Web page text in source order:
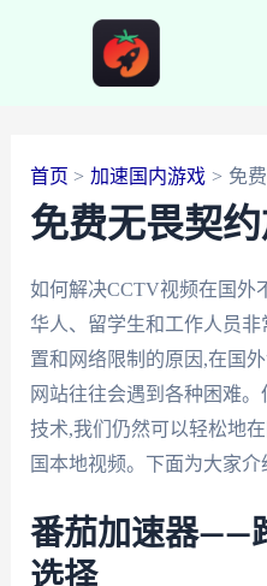
首页 加速国内游戏 免
免费无畏契
如何解决CCTV视频在国外
华人、留学生和工作人员
置和网络限制的原因,在国
网站往往会遇到各种困难
技术,我们仍然可以轻松地
国本地视频。下面为大家介
番茄加速器——
选择